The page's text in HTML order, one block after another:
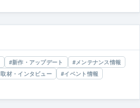
新作・アップデート
メンテナンス情報
取材・インタビュー
イベント情報